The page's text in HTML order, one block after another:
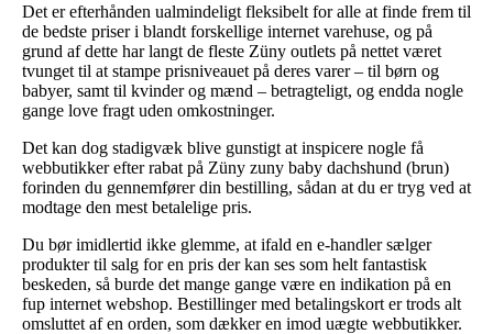
Det er efterhånden ualmindeligt fleksibelt for alle at finde frem til
de bedste priser i blandt forskellige internet varehuse, og på
grund af dette har langt de fleste Züny outlets på nettet været
tvunget til at stampe prisniveauet på deres varer – til børn og
babyer, samt til kvinder og mænd – betragteligt, og endda nogle
gange love fragt uden omkostninger.
Det kan dog stadigvæk blive gunstigt at inspicere nogle få
webbutikker efter rabat på Züny zuny baby dachshund (brun)
forinden du gennemfører din bestilling, sådan at du er tryg ved at
modtage den mest betalelige pris.
Du bør imidlertid ikke glemme, at ifald en e-handler sælger
produkter til salg for en pris der kan ses som helt fantastisk
beskeden, så burde det mange gange være en indikation på en
fup internet webshop. Bestillinger med betalingskort er trods alt
omsluttet af en orden, som dækker en imod uægte webbutikker.